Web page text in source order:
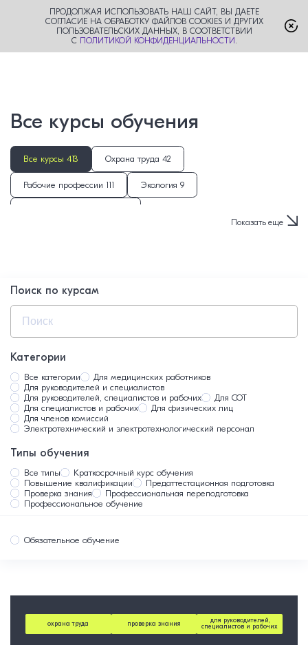
ПРОДОЛЖАЯ ИСПОЛЬЗОВАТЬ НАШ САЙТ, ВЫ ДАЕТЕ
СОГЛАСИЕ НА ОБРАБОТКУ ФАЙЛОВ COOKIES И ДРУГИХ
ПОЛЬЗОВАТЕЛЬСКИХ ДАННЫХ, В СООТВЕТСТВИИ
С ПОЛИТИКОЙ КОНФИДЕНЦИАЛЬНОСТИ .
Все курсы обучения
Все курсы 413 Охрана труда 42
Рабочие профессии 111 Экология 9
Энергетическая безопасность 4
Доступная среда 2
Пожарная безопасность 5
Профессиональная переподготовка 4
Электробезопасность 3
Показать еще
Поиск по курсам
Категории
Все категории
Для медицинских работников
Для руководителей и специалистов
Для руководителей, специалистов и рабочих
Для СОТ
Для специалистов и рабочих
Для физических лиц
Для членов комиссий
Электротехнический и электротехнологический персонал
Типы обучения
Все типы
Краткосрочный курс обучения
Повышение квалификации
Предаттестационная подготовка
Проверка знания
Профессиональная переподготовка
Профессиональное обучение
Обязательное обучение
охрана труда проверка знания
для руководителей,
специалистов и рабочих